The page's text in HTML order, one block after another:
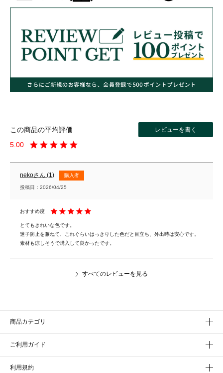
5.00
neko 1 購入者
投稿日 2026/04/25
とてもきれいな色です。
迷子防止を兼ねて、これぐらいはっきりした色だと目立ち、外出時は安心です。
素材も涼しそうで購入して良かったです。
すべてのレビューを見る
レビューを書く
商品カテゴリ
ご利用ガイド
利用規約